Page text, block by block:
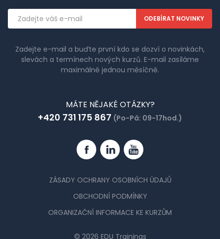
Emailová
adresa
Zadejte e-mail a buďte první kdo se dozví o novinkách,
slevách a termínech nových kurzů. E-mail zasíláme
maximálně jednou měsíčně.
MÁTE NĚJAKÉ OTÁZKY?
+420 731 175 867 (Po-Pá: 09-17hod.)
FacebookLinkedinYouTube
ZÁSADY OCHRANY OSOBNÍCH ÚDAJŮ
OBCHODNÍ PODMÍNKY
ORGANIZAČNÍ INFORMACE KE KURZŮM
© 2026 EDU Trainings